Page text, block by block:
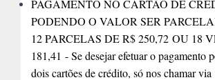
PAGAMENTO NO CARTÃO DE
PODENDO O VALOR SER
12 PARCELAS DE R$ 250,72 OU 18
181,41 - Se desejar efetuar o pagamento
dois cartões de crédito, só nos chamar via